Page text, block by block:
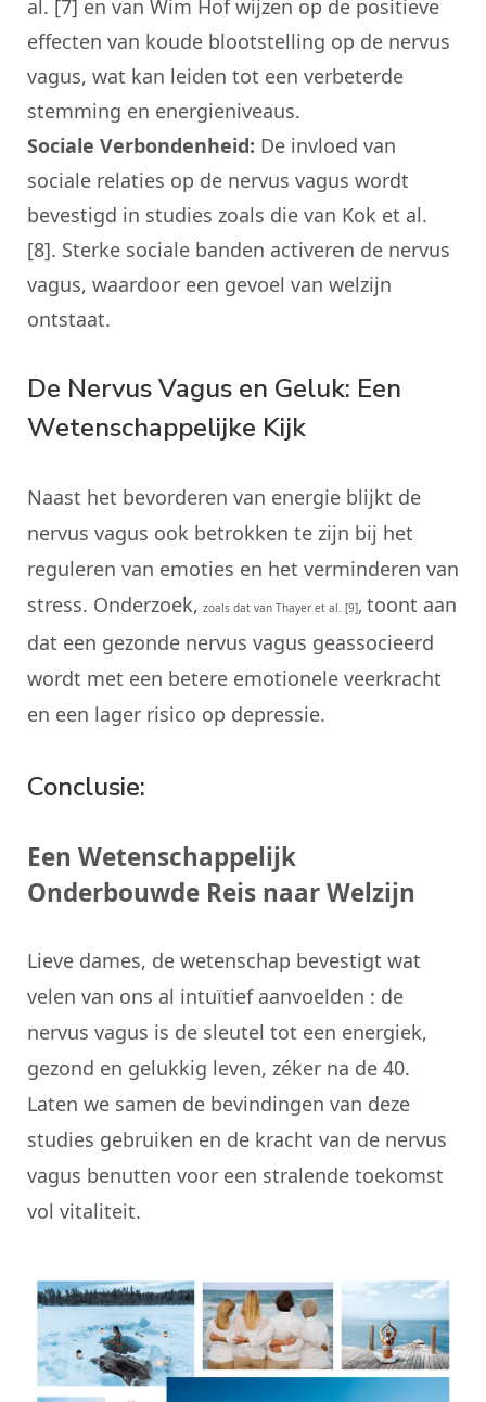
al. [7] en van Wim Hof wijzen op de positieve
effecten van koude blootstelling op de nervus
vagus, wat kan leiden tot een verbeterde
stemming en energieniveaus.
Sociale Verbondenheid: De invloed van
sociale relaties op de nervus vagus wordt
bevestigd in studies zoals die van Kok et al.
[8]. Sterke sociale banden activeren de nervus
vagus, waardoor een gevoel van welzijn
ontstaat.
De Nervus Vagus en Geluk: Een
Wetenschappelijke Kijk
Naast het bevorderen van energie blijkt de
nervus vagus ook betrokken te zijn bij het
reguleren van emoties en het verminderen van
stress. Onderzoek, zoals dat van Thayer et al. [9], toont aan
dat een gezonde nervus vagus geassocieerd
wordt met een betere emotionele veerkracht
en een lager risico op depressie.
Conclusie:
Een Wetenschappelijk
Onderbouwde Reis naar Welzijn
Lieve dames, de wetenschap bevestigt wat
velen van ons al intuïtief aanvoelden : de
nervus vagus is de sleutel tot een energiek,
gezond en gelukkig leven, zéker na de 40.
Laten we samen de bevindingen van deze
studies gebruiken en de kracht van de nervus
vagus benutten voor een stralende toekomst
vol vitaliteit.